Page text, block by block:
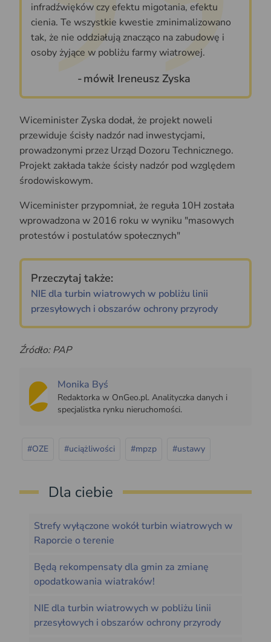
mówił Ireneusz Zyska
infradźwięków czy efektu migotania, efektu
cienia. Te wszystkie kwestie zminimalizowano
tak, że nie oddziałują znacząco na zabudowę i
osoby żyjące w pobliżu farmy wiatrowej.
Wiceminister Zyska dodał, że projekt noweli
przewiduje ścisły nadzór nad inwestycjami,
prowadzonymi przez Urząd Dozoru Technicznego.
Projekt zakłada także ścisły nadzór pod względem
środowiskowym.
Wiceminister przypomniał, że reguła 10H została
wprowadzona w 2016 roku w wyniku "masowych
protestów i postulatów społecznych"
Przeczytaj także:
NIE dla turbin wiatrowych w pobliżu linii
przesyłowych i obszarów ochrony przyrody
Źródło: PAP
Monika Byś
Redaktorka w OnGeo.pl. Analityczka danych i
specjalistka rynku nieruchomości.
#OZE #uciążliwości #mpzp #ustawy
Dla ciebie
Strefy wyłączone wokół turbin wiatrowych w
Raporcie o terenie
Będą rekompensaty dla gmin za zmianę
opodatkowania wiatraków!
NIE dla turbin wiatrowych w pobliżu linii
przesyłowych i obszarów ochrony przyrody